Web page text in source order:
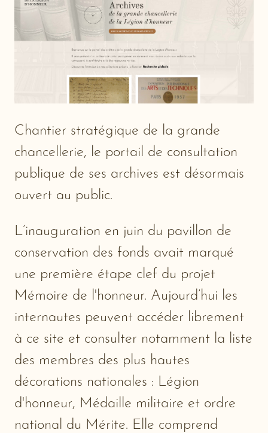
Chantier stratégique de la grande
chancellerie, le portail de consultation
publique de ses archives est désormais
ouvert au public.
L’inauguration en juin du pavillon de
conservation des fonds avait marqué
une première étape clef du projet
Mémoire de l'honneur. Aujourd’hui les
internautes peuvent accéder librement
à ce site et consulter notamment la liste
des membres des plus hautes
décorations nationales : Légion
d'honneur, Médaille militaire et ordre
national du Mérite. Elle comprend